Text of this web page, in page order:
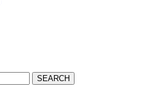
SEARCH